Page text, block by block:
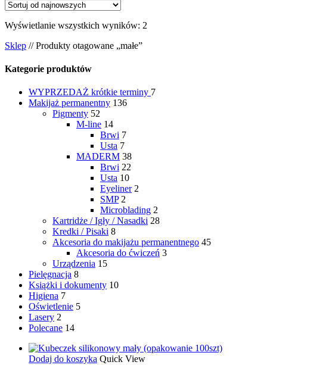
Wyświetlanie wszystkich wyników: 2
Sklep // Produkty otagowane „małe”
Kategorie produktów
WYPRZEDAŻ krótkie terminy 7
Makijaż permanentny 136
Pigmenty 52
M-line 14
Brwi 7
Usta 7
MADERM 38
Brwi 22
Usta 10
Eyeliner 2
SMP 2
Microblading 2
Kartridże / Igły / Nasadki 28
Kredki / Pisaki 8
Akcesoria do makijażu permanentnego 45
Akcesoria do ćwiczeń 3
Urządzenia 15
Pielęgnacja 8
Książki i dokumenty 10
Higiena 7
Oświetlenie 5
Lasery 2
Polecane 14
Dodaj do koszyka Quick View